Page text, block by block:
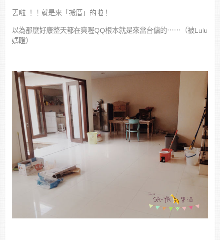
丟啦 ！！就是來「搬厝」的啦！
以為那麼好康整天都在爽喔QQ根本就是來當台傭的⋯⋯（被Lulu
媽瞪）